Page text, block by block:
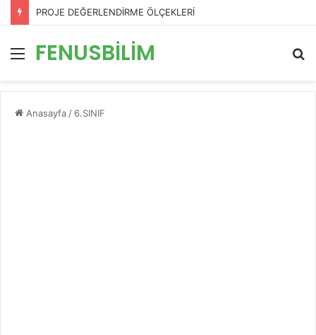
PERFORMANS DEĞERLENDİRME ÖLÇEKLERİ
Menü
FENUSBİLİM
...
Anasayfa / 6.SINIF